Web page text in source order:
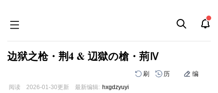
边狱之枪・荆4 & 辺獄の槍・荊Ⅳ
刷 历 编
阅读 2026-01-30更新 最新编辑: hxgdzyuyi